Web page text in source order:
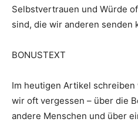
Selbstvertrauen und Würde
sind, die wir anderen senden
BONUSTEXT
Im heutigen Artikel
wir oft vergessen – über die
andere Menschen und über